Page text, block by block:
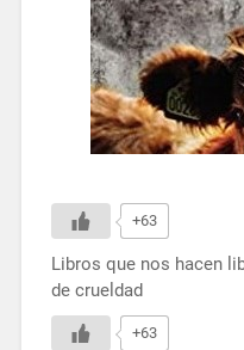
+63
Libros que nos hacen
de crueldad
+63